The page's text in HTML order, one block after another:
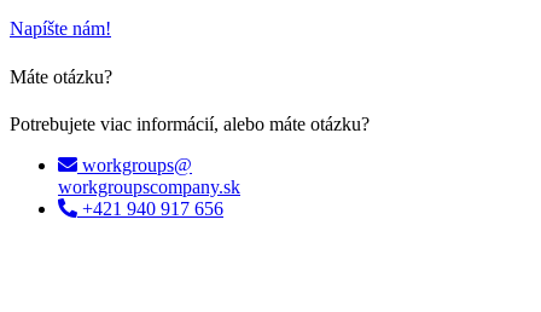
Napíšte nám!
Máte otázku?
Potrebujete viac informácií, alebo máte otázku?
workgroups@
workgroupscompany.sk
+421 940 917 656